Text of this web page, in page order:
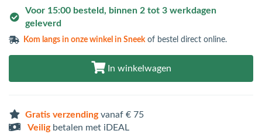
Voor 15:00 besteld, binnen 2 tot 3 werkdagen
geleverd
Kom langs inonze winkel in Sneek of bestel direct online.
In winkelwagen
Gratis verzendingvanaf € 75
Veiligbetalen met iDEAL